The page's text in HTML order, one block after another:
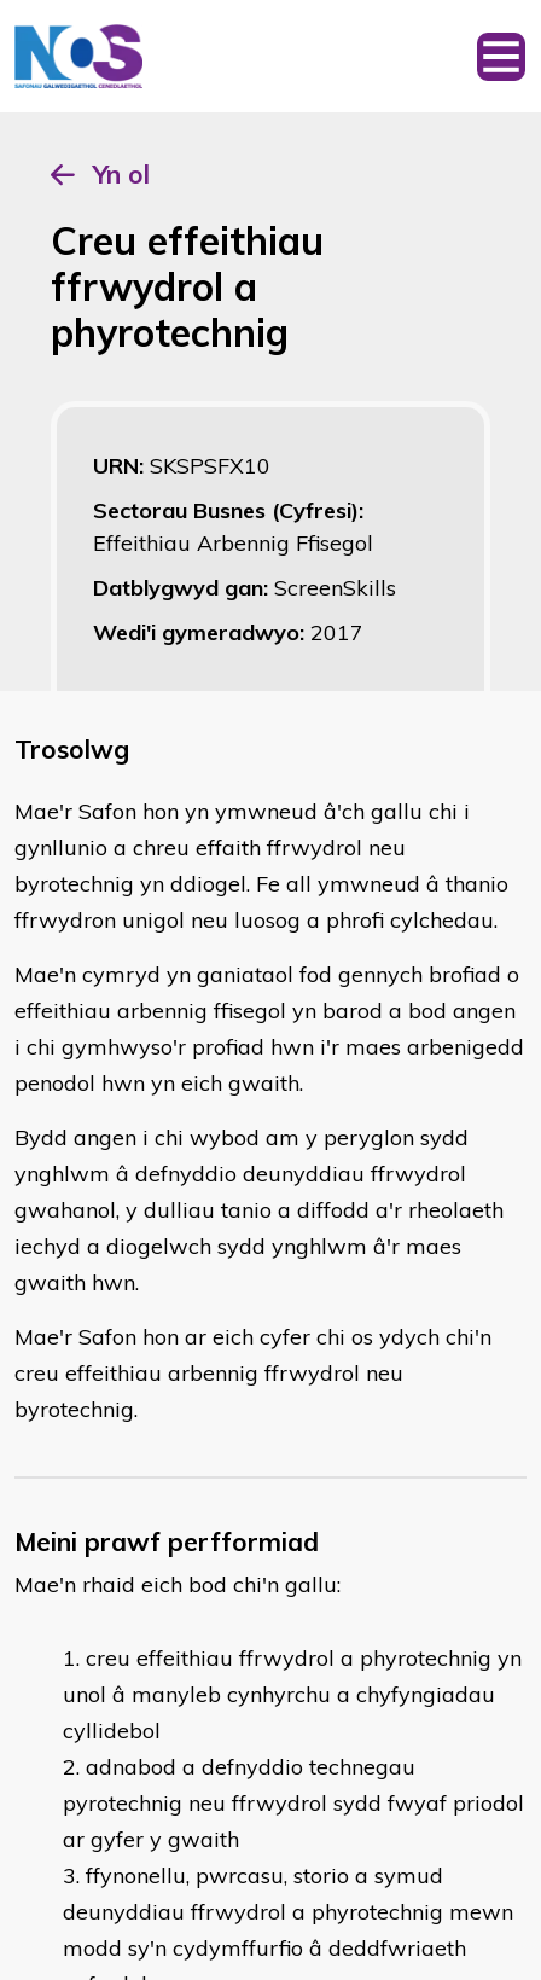
Yn ol
Creu effeithiau
ffrwydrol a
phyrotechnig
URN: SKSPSFX10
Sectorau Busnes (Cyfresi):
Effeithiau Arbennig Ffisegol
Datblygwyd gan: ScreenSkills
Wedi'i gymeradwyo: 2017
Trosolwg
Mae'r Safon hon yn ymwneud â'ch gallu chi i
gynllunio a chreu effaith ffrwydrol neu
byrotechnig yn ddiogel. Fe all ymwneud â thanio
ffrwydron unigol neu luosog a phrofi cylchedau.
Mae'n cymryd yn ganiataol fod gennych brofiad o
effeithiau arbennig ffisegol yn barod a bod angen
i chi gymhwyso'r profiad hwn i'r maes arbenigedd
penodol hwn yn eich gwaith.
Bydd angen i chi wybod am y peryglon sydd
ynghlwm â defnyddio deunyddiau ffrwydrol
gwahanol, y dulliau tanio a diffodd a'r rheolaeth
iechyd a diogelwch sydd ynghlwm â'r maes
gwaith hwn.
Mae'r Safon hon ar eich cyfer chi os ydych chi'n
creu effeithiau arbennig ffrwydrol neu
byrotechnig.
Meini prawf perfformiad
Mae'n rhaid eich bod chi'n gallu:
creu effeithiau ffrwydrol a phyrotechnig yn
unol â manyleb cynhyrchu a chyfyngiadau
cyllidebol
adnabod a defnyddio technegau
pyrotechnig neu ffrwydrol sydd fwyaf priodol
ar gyfer y gwaith
ffynonellu, pwrcasu, storio a symud
deunyddiau ffrwydrol a phyrotechnig mewn
modd sy'n cydymffurfio â deddfwriaeth